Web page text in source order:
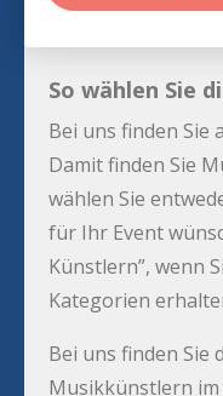
So wählen Sie
Bei uns finden Sie
Damit finden Sie
wählen Sie
für Ihr Event
Künstlern”, wenn
Kategorien
Bei uns finden Sie
Musikkünstlern im